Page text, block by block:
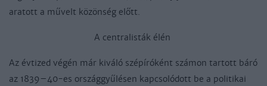
aratott a művelt közönség előtt.
A centralisták élén
Az évtized végén már kiváló szépíróként számon tartott báró
az 1839–40-es országgyűlésen kapcsolódott be a politikai